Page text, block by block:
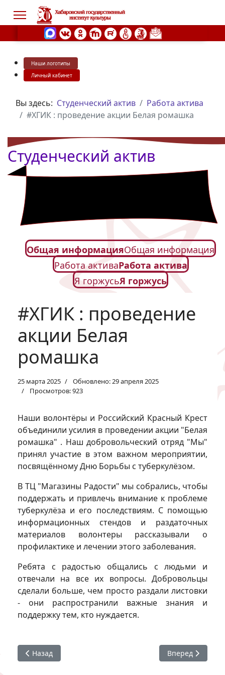
Наши логотипы
Личный кабинет
Вы здесь: Студенческий актив
Работа актива
#ХГИК : проведение акции Белая ромашка
Студенческий актив
Общая информацияОбщая информация
Работа активаРабота актива
Я горжусьЯ горжусь
#ХГИК : проведение
акции Белая
ромашка
25 марта 2025
Обновлено: 29 апреля 2025
Просмотров: 923
Наши волонтёры и Российский Красный Крест
объединили усилия в проведении акции "Белая
ромашка" . Наш добровольческий отряд "Мы"
принял участие в этом важном мероприятии,
посвящённому Дню Борьбы с туберкулёзом.
В ТЦ "Магазины Радости" мы собрались, чтобы
поддержать и привлечь внимание к проблеме
туберкулёза и его последствиям. С помощью
информационных стендов и раздаточных
материалов волонтеры рассказывали о
профилактике и лечении этого заболевания.
Ребята с радостью общались с людьми и
отвечали на все их вопросы. Добровольцы
сделали больше, чем просто раздали листовки
- они распространили важные знания и
поддержку тем, кто нуждается.
Предыдущий: Акция "Белая ромашка" в ТРЦ "Магазины
Назад Следующий:
Вперед